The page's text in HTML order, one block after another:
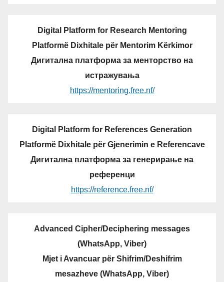
Digital Platform for Research Mentoring
Platformë Dixhitale për Mentorim Kërkimor
Дигитална платформа за менторство на
истражувања
https://mentoring.free.nf/
Digital Platform for References Generation
Platformë Dixhitale për Gjenerimin e Referencave
Дигитална платформа за генерирање на
референци
https://reference.free.nf/
Advanced Cipher/Deciphering messages
(WhatsApp, Viber)
Mjet i Avancuar për Shifrim/Deshifrim
mesazheve (WhatsApp, Viber)